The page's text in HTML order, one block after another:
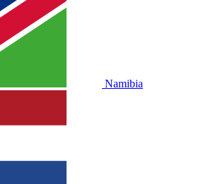
Namibia